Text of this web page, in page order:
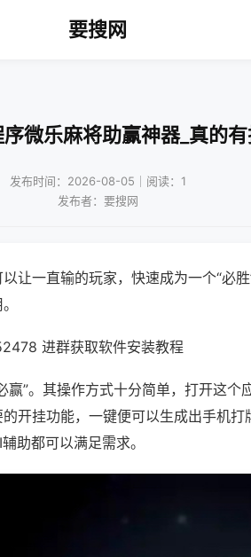
要搜网
微乐麻将助赢神器_真的
发布时间：2026-08-05｜阅读：1
发布者：要搜网
让一直输的玩家，快速成为一个“必
进群获取软件安装教程
赢”。其操作方式十分简单，打开这个
开挂功能，一键便可以生成出手机打
助都可以满足需求。